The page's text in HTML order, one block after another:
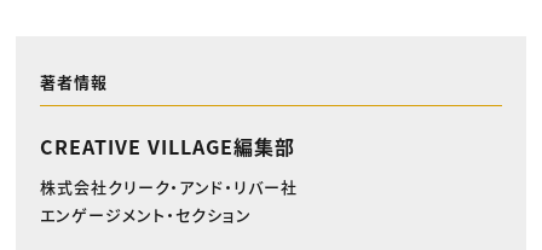
著者情報
CREATIVE VILLAGE編集部
株式会社クリーク・アンド・リバー社
エンゲージメント・セクション